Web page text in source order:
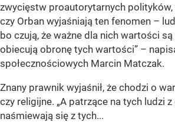
zwycięstw proautorytarnych polityków,
czy Orban wyjaśniają ten fenomen –
bo czują, że ważne dla nich wartości
obiecują obronę tych wartości” –
społecznościowych Marcin Matczak.
Znany prawnik wyjaśnił, że chodzi o
czy religijne. „A patrzące na tych ludzi
naśmiewają się z tych...